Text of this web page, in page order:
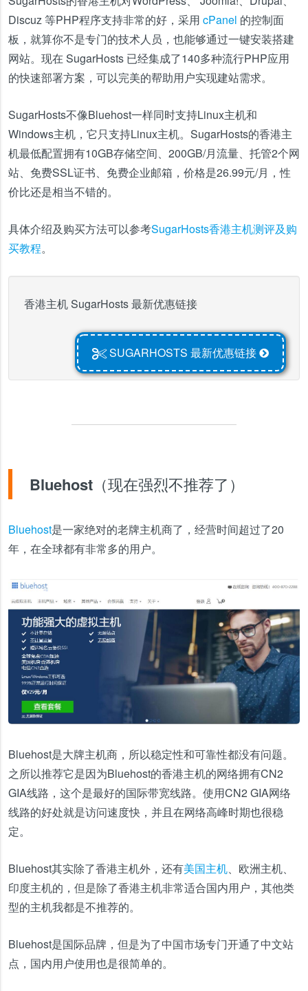
Discuz 等PHP程序支持非常的好，采用 cPanel 的控制面
板，就算你不是专门的技术人员，也能够通过一键安装搭建
网站。现在 SugarHosts 已经集成了140多种流行PHP应用
的快速部署方案，可以完美的帮助用户实现建站需求。
SugarHosts不像Bluehost一样同时支持Linux主机和
Windows主机，它只支持Linux主机。SugarHosts的香港主
机最低配置拥有10GB存储空间、200GB/月流量、托管2个网
站、免费SSL证书、免费企业邮箱，价格是26.99元/月，性
价比还是相当不错的。
具体介绍及购买方法可以参考SugarHosts香港主机测评及购
买教程。
香港主机 SugarHosts 最新优惠链接
SUGARHOSTS 最新优惠链接
Bluehost（现在强烈不推荐了）
Bluehost是一家绝对的老牌主机商了，经营时间超过了20
年，在全球都有非常多的用户。
Bluehost是大牌主机商，所以稳定性和可靠性都没有问题。
之所以推荐它是因为Bluehost的香港主机的网络拥有CN2
GIA线路，这个是最好的国际带宽线路。使用CN2 GIA网络
线路的好处就是访问速度快，并且在网络高峰时期也很稳
定。
Bluehost其实除了香港主机外，还有美国主机、欧洲主机、
印度主机的，但是除了香港主机非常适合国内用户，其他类
型的主机我都是不推荐的。
Bluehost是国际品牌，但是为了中国市场专门开通了中文站
点，国内用户使用也是很简单的。